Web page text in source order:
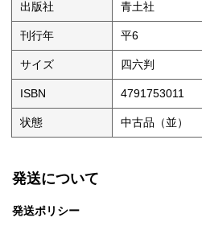
出版社 青土社
刊行年 平6
サイズ 四六判
ISBN 4791753011
状態 中古品（並）
発送について
発送ポリシー